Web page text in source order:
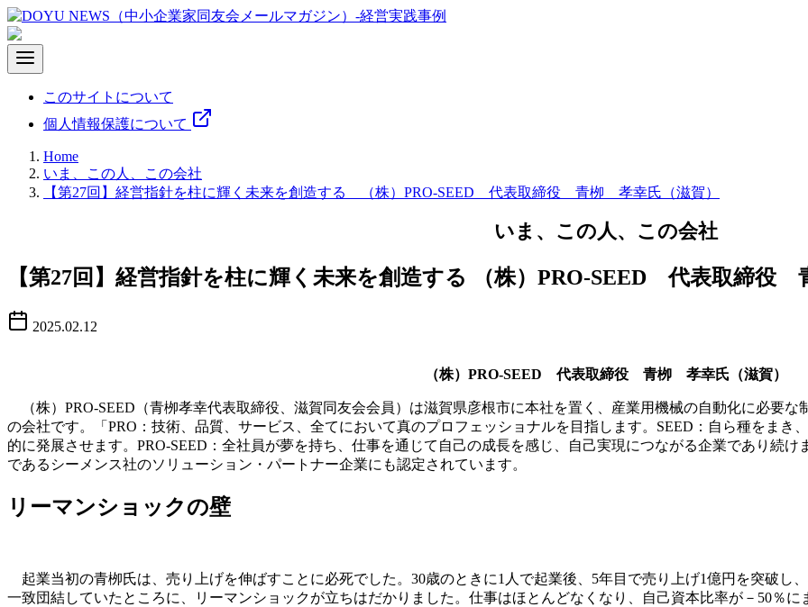
コ
ン
テ
ン
このサイトについて
個人情報保護について
Home
いま、この人、この会社
【第27回】経営指針を柱に輝く未来を創造する （株）PRO-SEED 代表取締役 青栁 孝幸氏（滋賀）
いま、この人、この会社
【第27回】 経営指針を柱に輝く未来を創造する （株）PRO-SEED 代表取締役
2025.02.12
（株）PRO-SEED 代表取締役 青栁 孝幸氏（滋賀）
（株）PRO-SEED（青栁孝幸代表取締役、滋賀同友会会員）は滋賀県彦根市に本社を置く、産業用機械の自動化に必要
の会社です。「PRO：技術、品質、サービス、全てにおいて真のプロフェッショナルを目指します。SEED：自ら種をまき
的に発展させます。PRO-SEED：全社員が夢を持ち、仕事を通じて自己の成長を感じ、自己実現につながる企業であり続
であるシーメンス社のソリューション・パートナー企業にも認定されています。
リーマンショックの壁
起業当初の青栁氏は、売り上げを伸ばすことに必死でした。30歳のときに1人で起業後、5年目で売り上げ1億円を突破し
一致団結していたところに、リーマンショックが立ちはだかりました。仕事はほとんどなくなり、自己資本比率が－50％